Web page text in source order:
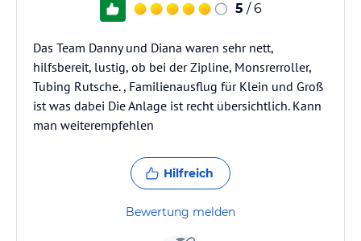
5 / 6
Das Team Danny und Diana waren sehr nett,
hilfsbereit, lustig, ob bei der Zipline, Monsrerroller,
Tubing Rutsche. , Familienausflug für Klein und Groß
ist was dabei Die Anlage ist recht übersichtlich. Kann
man weiterempfehlen
Hilfreich
Bewertung melden